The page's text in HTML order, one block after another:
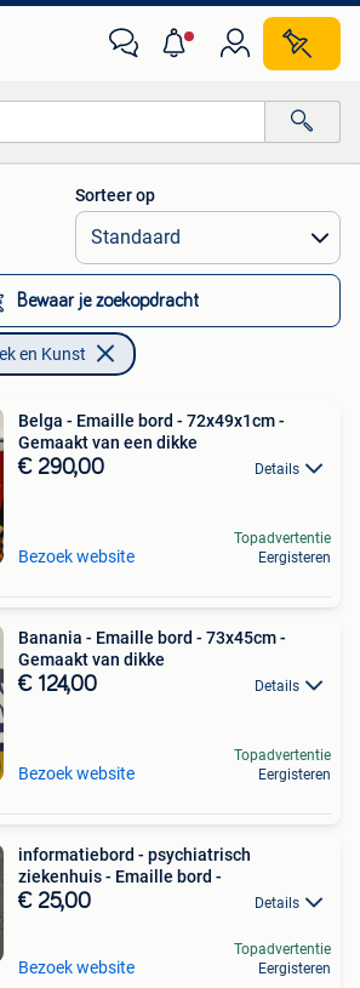
Alle afstanden…
Sorteer op
Bewaar je zoekopdracht
en Kunst
Belga - Emaille bord - 72x49x1cm -
Gemaakt van een dikke
€ 290,00 Details
Bezoek website
Topadvertentie
Eergisteren
Banania - Emaille bord - 73x45cm -
Gemaakt van dikke
€ 124,00 Details
Bezoek website
Topadvertentie
Eergisteren
informatiebord - psychiatrisch
ziekenhuis - Emaille bord -
€ 25,00 Details
Bezoek website
Topadvertentie
Eergisteren